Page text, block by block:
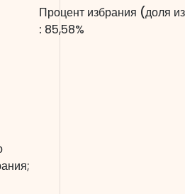
Процент избрания (доля
: 85,58%